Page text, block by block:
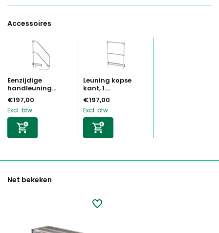
Accessoires
Eenzijdige
handleuning...
€197,00
Excl. btw
Leuning kopse
kant, 1....
€197,00
Excl. btw
Net bekeken